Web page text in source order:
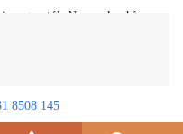
Nemcsak a híres
8508 145